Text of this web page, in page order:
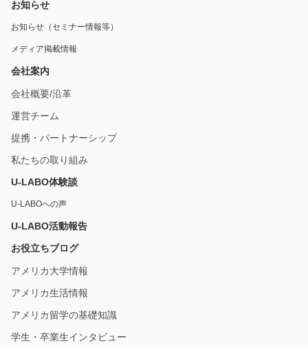
お知らせ
お知らせ（セミナー情報等）
メディア掲載情報
会社案内
会社概要/沿革
運営チーム
提携・パートナーシップ
私たちの取り組み
U-LABO体験談
U-LABOへの声
U-LABO活動報告
お役立ちブログ
アメリカ大学情報
アメリカ生活情報
アメリカ留学の基礎知識
学生・卒業生インタビュー